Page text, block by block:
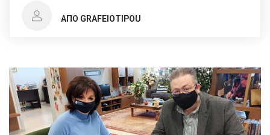
ΑΠΌ GRAFEIOTIPOU